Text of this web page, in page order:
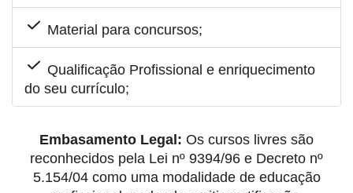
Material para concursos;
Qualificação Profissional e enriquecimento
do seu currículo;
Embasamento Legal: Os cursos livres são
reconhecidos pela Lei nº 9394/96 e Decreto nº
5.154/04 como uma modalidade de educação